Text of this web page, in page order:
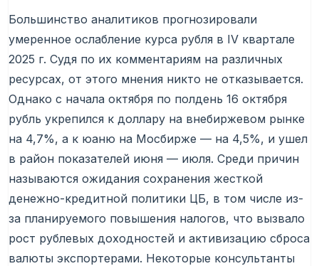
Большинство аналитиков прогнозировали
умеренное ослабление курса рубля в IV квартале
2025 г. Судя по их комментариям на различных
ресурсах, от этого мнения никто не отказывается.
Однако с начала октября по полдень 16 октября
рубль укрепился к доллару на внебиржевом рынке
на 4,7%, а к юаню на Мосбирже — на 4,5%, и ушел
в район показателей июня — июля. Среди причин
называются ожидания сохранения жесткой
денежно-кредитной политики ЦБ, в том числе из-
за планируемого повышения налогов, что вызвало
рост рублевых доходностей и активизацию сброса
валюты экспортерами. Некоторые консультанты